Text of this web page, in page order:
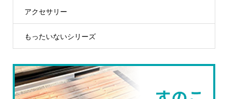
アクセサリー
もったいないシリーズ